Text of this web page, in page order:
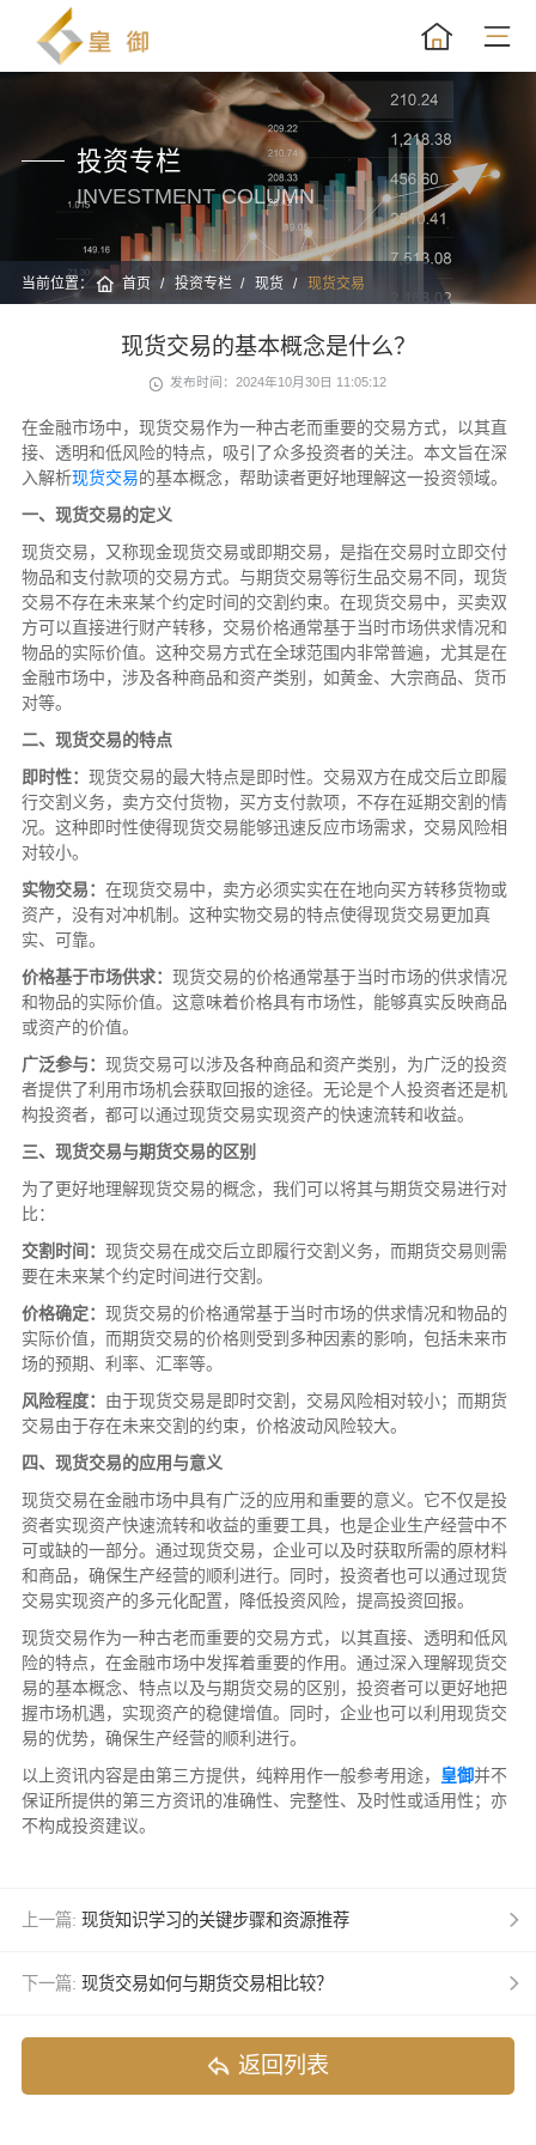
投资专栏
INVESTMENT COLUMN
当前位置： 首页 投资专栏 现货 现货交易
现货交易的基本概念是什么？
发布时间：2024年10月30日 11:05:12
在金融市场中，现货交易作为一种古老而重要的交易方式，以其直
接、透明和低风险的特点，吸引了众多投资者的关注。本文旨在深
入解析现货交易的基本概念，帮助读者更好地理解这一投资领域。
一、现货交易的定义
现货交易，又称现金现货交易或即期交易，是指在交易时立即交付
物品和支付款项的交易方式。与期货交易等衍生品交易不同，现货
交易不存在未来某个约定时间的交割约束。在现货交易中，买卖双
方可以直接进行财产转移，交易价格通常基于当时市场供求情况和
物品的实际价值。这种交易方式在全球范围内非常普遍，尤其是在
金融市场中，涉及各种商品和资产类别，如黄金、大宗商品、货币
对等。
二、现货交易的特点
即时性： 现货交易的最大特点是即时性。交易双方在成交后立即履
行交割义务，卖方交付货物，买方支付款项，不存在延期交割的情
况。这种即时性使得现货交易能够迅速反应市场需求，交易风险相
对较小。
实物交易： 在现货交易中，卖方必须实实在在地向买方转移货物或
资产，没有对冲机制。这种实物交易的特点使得现货交易更加真
实、可靠。
价格基于市场供求： 现货交易的价格通常基于当时市场的供求情况
和物品的实际价值。这意味着价格具有市场性，能够真实反映商品
或资产的价值。
广泛参与： 现货交易可以涉及各种商品和资产类别，为广泛的投资
者提供了利用市场机会获取回报的途径。无论是个人投资者还是机
构投资者，都可以通过现货交易实现资产的快速流转和收益。
三、现货交易与期货交易的区别
为了更好地理解现货交易的概念，我们可以将其与期货交易进行对
比：
交割时间： 现货交易在成交后立即履行交割义务，而期货交易则需
要在未来某个约定时间进行交割。
价格确定： 现货交易的价格通常基于当时市场的供求情况和物品的
实际价值，而期货交易的价格则受到多种因素的影响，包括未来市
场的预期、利率、汇率等。
风险程度： 由于现货交易是即时交割，交易风险相对较小；而期货
交易由于存在未来交割的约束，价格波动风险较大。
四、现货交易的应用与意义
现货交易在金融市场中具有广泛的应用和重要的意义。它不仅是投
资者实现资产快速流转和收益的重要工具，也是企业生产经营中不
可或缺的一部分。通过现货交易，企业可以及时获取所需的原材料
和商品，确保生产经营的顺利进行。同时，投资者也可以通过现货
交易实现资产的多元化配置，降低投资风险，提高投资回报。
现货交易作为一种古老而重要的交易方式，以其直接、透明和低风
险的特点，在金融市场中发挥着重要的作用。通过深入理解现货交
易的基本概念、特点以及与期货交易的区别，投资者可以更好地把
握市场机遇，实现资产的稳健增值。同时，企业也可以利用现货交
易的优势，确保生产经营的顺利进行。
以上资讯内容是由第三方提供，纯粹用作一般参考用途， 皇御并不
保证所提供的第三方资讯的准确性、完整性、及时性或适用性；亦
不构成投资建议。
上一篇: 现货知识学习的关键步骤和资源推荐
下一篇: 现货交易如何与期货交易相比较？
返回列表